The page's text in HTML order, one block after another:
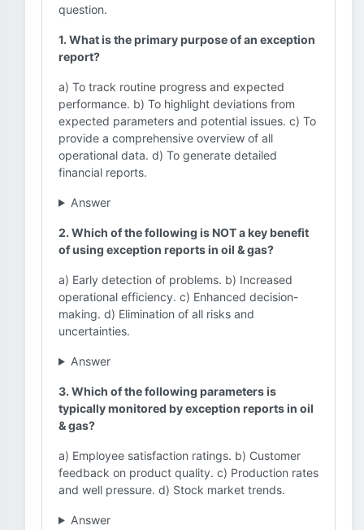
question.
1. What is the primary purpose of an exception
report?
a) To track routine progress and expected
performance. b) To highlight deviations from
expected parameters and potential issues. c) To
provide a comprehensive overview of all
operational data. d) To generate detailed
financial reports.
Answer
2. Which of the following is NOT a key benefit
of using exception reports in oil & gas?
a) Early detection of problems. b) Increased
operational efficiency. c) Enhanced decision-
making. d) Elimination of all risks and
uncertainties.
Answer
3. Which of the following parameters is
typically monitored by exception reports in oil
& gas?
a) Employee satisfaction ratings. b) Customer
feedback on product quality. c) Production rates
and well pressure. d) Stock market trends.
Answer